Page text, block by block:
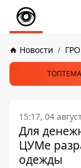
Новости
15:17, 04
Для
ЦУМе
одежды